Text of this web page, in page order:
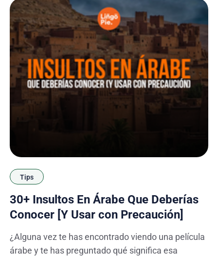
Tips
30+ Insultos En Árabe Que Deberías
Conocer [Y Usar con Precaución]
¿Alguna vez te has encontrado viendo una película
árabe y te has preguntado qué significa esa